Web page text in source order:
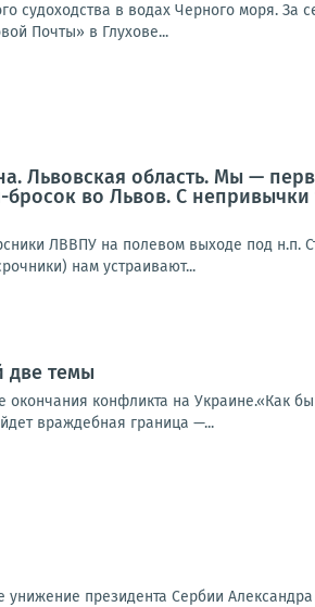
судоходства в водах Черного моря. За
Почты» в Глухове...
Львовская область. Мы —
во Львов. С непривычки
ЛВВПУ на полевом выходе под н.п.
нам устраивают...
две темы
окончания конфликта на Украине.«Как
враждебная граница —...
президента Сербии